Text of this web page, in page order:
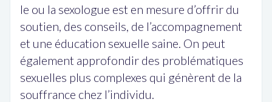
le ou la sexologue est en mesure d’offrir du
soutien, des conseils, de l’accompagnement
et une éducation sexuelle saine. On peut
également approfondir des problématiques
sexuelles plus complexes qui génèrent de la
souffrance chez l’individu.